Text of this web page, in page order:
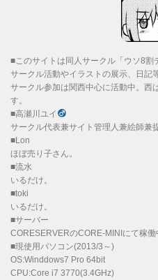
■このサイトは同人サークル「ウソ8割
サークル活動やイラストの展示、日記
サークル参加は関西中心に活動中。西
す。
■高瀬川ユイ
サークル代表兼サイト管理人兼絵師兼
■Lon
ほぼ売り子さん。
■流水
いるだけ。
■toki
いるだけ。
■サーバー
CORESERVERのCORE-MINIにて稼働
■現使用パソコン(2013/3～)
OS:Winddows7 Pro 64bit
CPU:Core i7 3770(3.4GHz)